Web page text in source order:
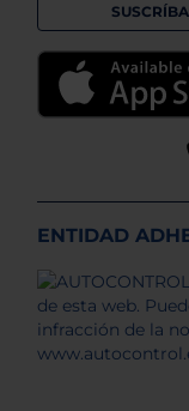
ENTIDAD